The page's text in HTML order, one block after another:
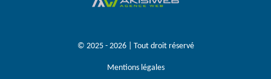
© 2025 - 2026 | Tout droit réservé
Mentions légales